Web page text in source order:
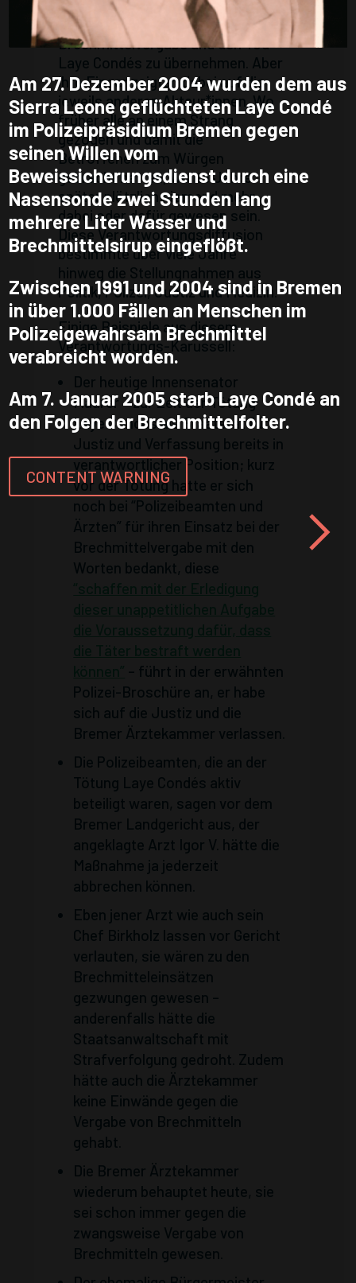
Notwendigkeit bestehe,
Verantwortung für die
Brechmittelvergabe und den Tod
Laye Condés zu übernehmen. Aber
ihre Finger zeigten dabei auf die
jeweils anderen Akteur*innen. Wo
früher alle an einem Strang
gezogen und damit die
Betroffenen zum Würgen
gebracht hatten, wollte Jahre
später plötzlich niemand mehr
dabei oder dafür gewesen sein.
Diese Verantwortungsdiffusion
bestimmte über viele Jahre
hinweg die Stellungnahmen aus
Politik, Polizei, Justiz und Medizin.
Einige Beispiele aus diesem
Verantwortungs-Karussell:
Der heutige Innensenator
Mäurer – zur Zeit der Tötung
Laye Condés als Staatsrat für
Justiz und Verfassung bereits in
verantwortlicher Position; kurz
vor der Tötung hatte er sich
noch bei “Polizeibeamten und
Ärzten” für ihren Einsatz bei der
Brechmittelvergabe mit den
Worten bedankt, diese
– führt in der erwähnten
Polizei-Broschüre an, er habe
sich auf die Justiz und die
Bremer Ärztekammer verlassen.
Die Polizeibeamten, die an der
Tötung Laye Condés aktiv
beteiligt waren, sagen vor dem
Bremer Landgericht aus, der
angeklagte Arzt Igor V. hätte die
Maßnahme ja jederzeit
abbrechen können.
Eben jener Arzt wie auch sein
Chef Birkholz lassen vor Gericht
verlauten, sie wären zu den
Brechmitteleinsätzen
gezwungen gewesen –
anderenfalls hätte die
Staatsanwaltschaft mit
Strafverfolgung gedroht. Zudem
hätte auch die Ärztekammer
keine Einwände gegen die
Vergabe von Brechmitteln
gehabt.
Die Bremer Ärztekammer
wiederum behauptet heute, sie
sei schon immer gegen die
zwangsweise Vergabe von
Brechmitteln gewesen.
Am 27. Dezember 2004 wurden dem aus
Sierra Leone geflüchteten Laye Condé
im Polizeipräsidium Bremen gegen
seinen Willen vom
Beweissicherungsdienst durch eine
Nasensonde zwei Stunden lang
mehrere Liter Wasser und
Brechmittelsirup eingeflößt.
Zwischen 1991 und 2004 sind in Bremen
in über 1.000 Fällen an Menschen im
Polizeigewahrsam Brechmittel
verabreicht worden.
Am 7. Januar 2005 starb Laye Condé an
den Folgen der Brechmittelfolter.
CONTENT WARNING